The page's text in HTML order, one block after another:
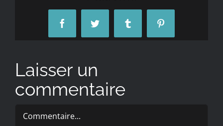
FacebookTwitter Tumblr Pinterest
Laisser un
commentaire
Commentaire